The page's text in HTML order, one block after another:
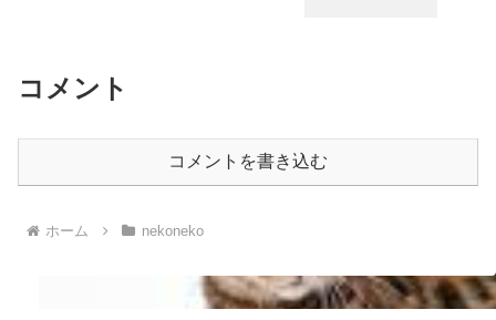
コメント
コメントを書き込む
ホーム nekoneko